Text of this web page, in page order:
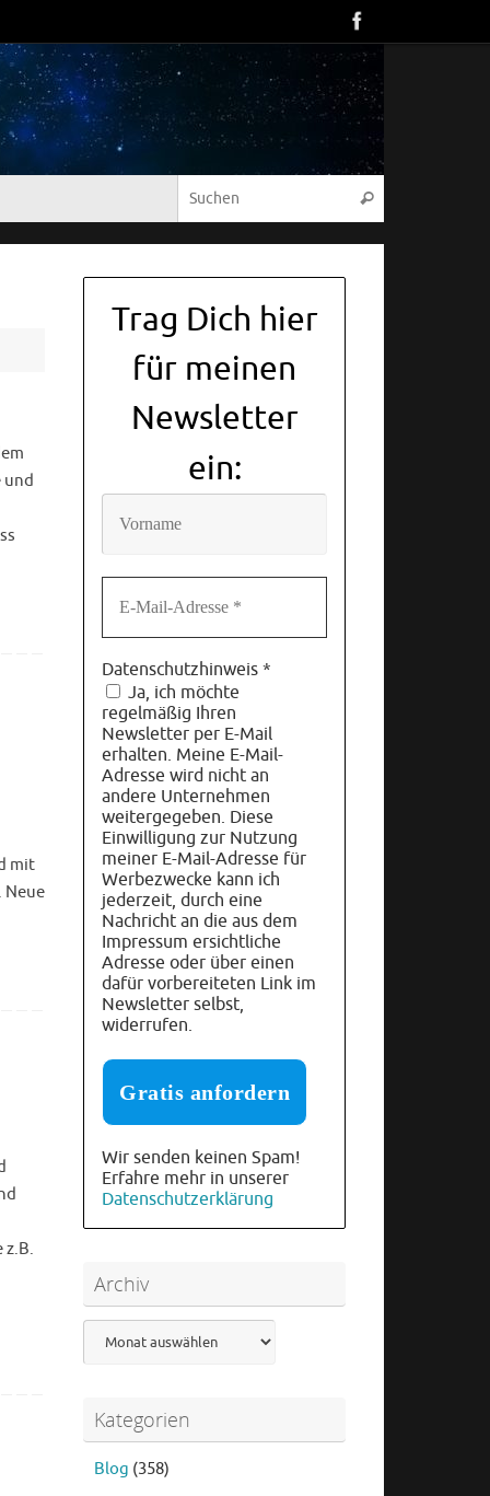
Suchen
und
mit
Neue
Trag Dich hier
für meinen
Newsletter
ein:
Datenschutzhinweis *
Ja, ich möchte
regelmäßig Ihren
Newsletter per E-Mail
erhalten. Meine E-Mail-
Adresse wird nicht an
andere Unternehmen
weitergegeben. Diese
Einwilligung zur Nutzung
meiner E-Mail-Adresse für
Werbezwecke kann ich
jederzeit, durch eine
Nachricht an die aus dem
Impressum ersichtliche
Adresse oder über einen
dafür vorbereiteten Link im
Newsletter selbst,
widerrufen.
Wir senden keinen Spam!
Erfahre mehr in unserer
Datenschutzerklärung
Archiv
Archiv
Kategorien
Blog (358)